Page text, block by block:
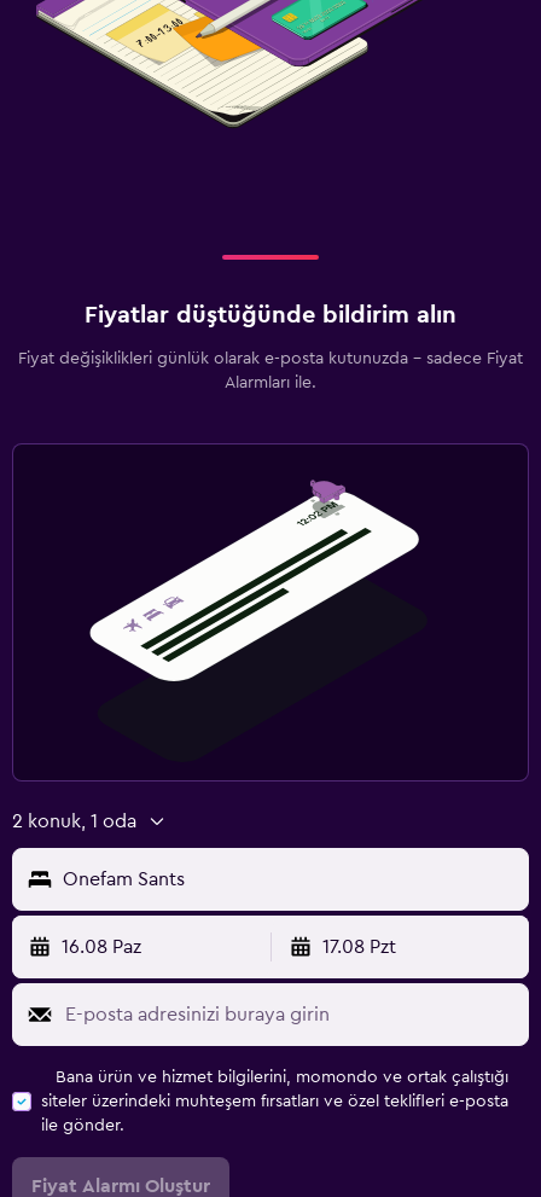
Fiyatlar düştüğünde bildirim alın
Fiyat değişiklikleri günlük olarak e-posta kutunuzda - sadece Fiyat
Alarmları ile.
2 konuk, 1 oda
Onefam Sants
16.08 Paz 17.08 Pzt
Bana ürün ve hizmet bilgilerini, momondo ve ortak çalıştığı
siteler üzerindeki muhteşem fırsatları ve özel teklifleri e-posta
ile gönder.
Fiyat Alarmı Oluştur